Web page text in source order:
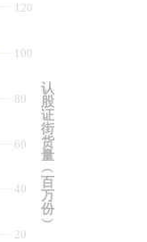
20
40
60
80
100
120
认
股
证
街
货
量
︵
百
万
份
︶